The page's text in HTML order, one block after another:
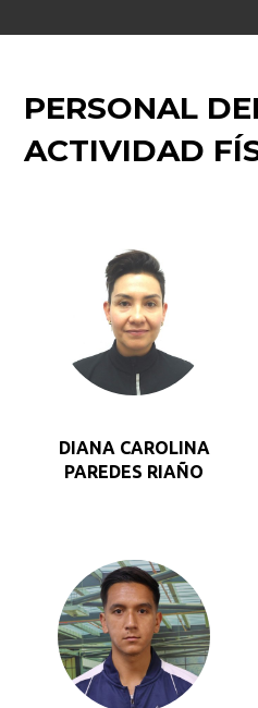
PERSONAL
ACTIVIDAD
DIANA CAROLINA
PAREDES RIAÑO